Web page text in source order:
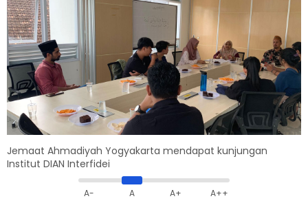
Jemaat Ahmadiyah Yogyakarta mendapat kunjungan
Institut DIAN Interfidei
A- A A+ A++